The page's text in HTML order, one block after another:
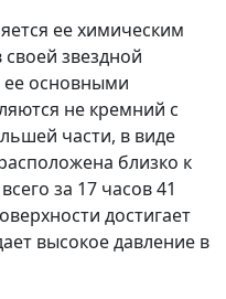
ее химическим
звездной
ее основными
не кремний с
части, в виде
близко к
за 17 часов 41
достигает
высокое давление в